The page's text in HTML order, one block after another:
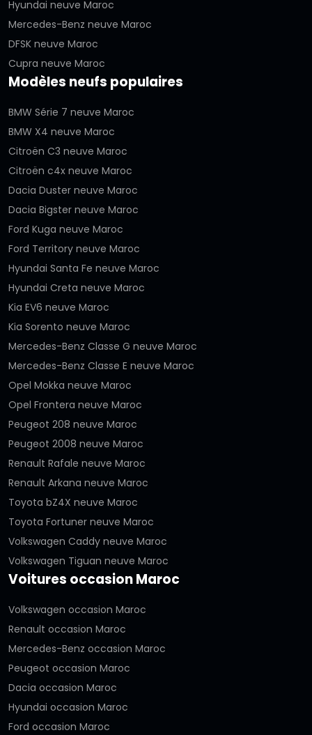
Hyundai neuve Maroc
Mercedes-Benz neuve Maroc
DFSK neuve Maroc
Cupra neuve Maroc
Modèles neufs populaires
BMW Série 7 neuve Maroc
BMW X4 neuve Maroc
Citroën C3 neuve Maroc
Citroën c4x neuve Maroc
Dacia Duster neuve Maroc
Dacia Bigster neuve Maroc
Ford Kuga neuve Maroc
Ford Territory neuve Maroc
Hyundai Santa Fe neuve Maroc
Hyundai Creta neuve Maroc
Kia EV6 neuve Maroc
Kia Sorento neuve Maroc
Mercedes-Benz Classe G neuve Maroc
Mercedes-Benz Classe E neuve Maroc
Opel Mokka neuve Maroc
Opel Frontera neuve Maroc
Peugeot 208 neuve Maroc
Peugeot 2008 neuve Maroc
Renault Rafale neuve Maroc
Renault Arkana neuve Maroc
Toyota bZ4X neuve Maroc
Toyota Fortuner neuve Maroc
Volkswagen Caddy neuve Maroc
Volkswagen Tiguan neuve Maroc
Voitures occasion Maroc
Volkswagen occasion Maroc
Renault occasion Maroc
Mercedes-Benz occasion Maroc
Peugeot occasion Maroc
Dacia occasion Maroc
Hyundai occasion Maroc
Ford occasion Maroc